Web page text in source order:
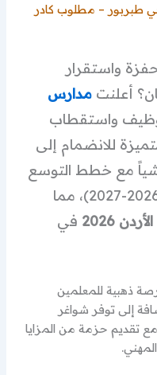
مدارس التلال الذهبية 2026 في طبربور – مطلوب كادر
واستقرار
أعلنتمدارس
واستقطاب
للانضمام إلى
مع خطط التوسع
الكبرى للعام الدراسي القادم (2026-2027)، مما
2026
في
ذهبية للمعلمين
إلى توفر شواغر
تقديم حزمة من المزايا